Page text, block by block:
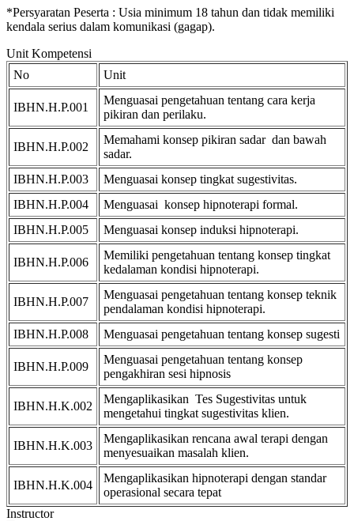
*Persyaratan Peserta : Usia minimum 18 tahun dan tidak memiliki
kendala serius dalam komunikasi (gagap).
Unit Kompetensi
No
Unit
IBHN.H.P.001
Menguasai pengetahuan tentang cara kerja
pikiran dan perilaku.
IBHN.H.P.002
Memahami konsep pikiran sadar dan bawah
sadar.
IBHN.H.P.003
Menguasai konsep tingkat sugestivitas.
IBHN.H.P.004
Menguasai konsep hipnoterapi formal.
IBHN.H.P.005
Menguasai konsep induksi hipnoterapi.
IBHN.H.P.006
Memiliki pengetahuan tentang konsep tingkat
kedalaman kondisi hipnoterapi.
IBHN.H.P.007
Menguasai pengetahuan tentang konsep teknik
pendalaman kondisi hipnoterapi.
IBHN.H.P.008
Menguasai pengetahuan tentang konsep sugesti
IBHN.H.P.009
Menguasai pengetahuan tentang konsep
pengakhiran sesi hipnosis
IBHN.H.K.002
Mengaplikasikan Tes Sugestivitas untuk
mengetahui tingkat sugestivitas klien.
IBHN.H.K.003
Mengaplikasikan rencana awal terapi dengan
menyesuaikan masalah klien.
IBHN.H.K.004
Mengaplikasikan hipnoterapi dengan standar
operasional secara tepat
Instructor